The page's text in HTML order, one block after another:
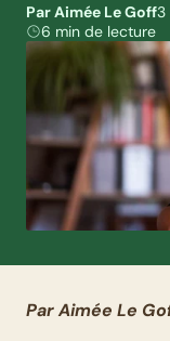
Par Aimée Le Goff3
6 min de lecture
Par Aimée Le